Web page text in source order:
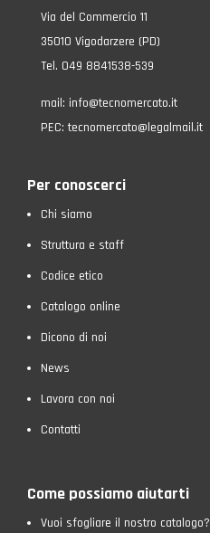
Via del Commercio 11
35010 Vigodarzere (PD)
Tel. 049 8841538-539
mail: info@tecnomercato.it
PEC:tecnomercato@legalmail.it
Per conoscerci
Chi siamo
Struttura e staff
Codice etico
Catalogo online
Dicono di noi
News
Lavora con noi
Contatti
Come possiamo aiutarti
Vuoi sfogliare il nostro catalogo?